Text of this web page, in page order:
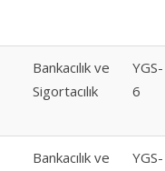
Bankacılık ve
Sigortacılık
YGS-
6
Bankacılık ve
YGS-